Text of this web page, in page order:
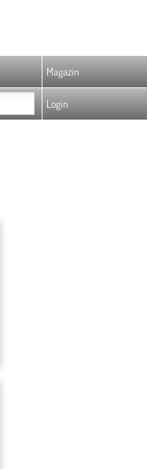
Magazin
Login